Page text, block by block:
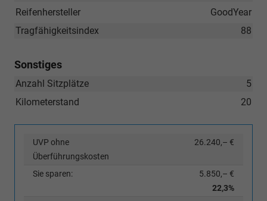
GoodYear
Reifenhersteller
88
Tragfähigkeitsindex
Sonstiges
5
Anzahl Sitzplätze
20
Kilometerstand
UVP ohne
Überführungskosten
26.240,– €
Sie sparen:
5.850,– €
22,3%